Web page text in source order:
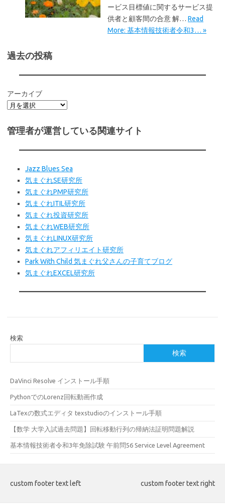
ービス目標値に関するサービス提
供者と顧客間の合意 解… Read
More: 基本情報技術者令和3… »
過去の投稿
アーカイブ
管理者が運営している関連サイト
Jazz Blues Sea
気まぐれSE研究所
気まぐれPMP研究所
気まぐれITIL研究所
気まぐれ投資研究所
気まぐれWEB研究所
気まぐれLINUX研究所
気まぐれアフィリエイト研究所
Park With Child 気まぐれ父さんの子育てブログ
気まぐれEXCEL研究所
検索
検索
DaVinci Resolve インストール手順
PythonでのLorenz回転動画作成
LaTexの数式エディタ texstudioのインストール手順
【数学 大学入試過去問題】回転移動行列の帰納法証明問題解説
基本情報技術者令和3年免除試験 午前問56 Service Level Agreement
custom footer text left custom footer text right